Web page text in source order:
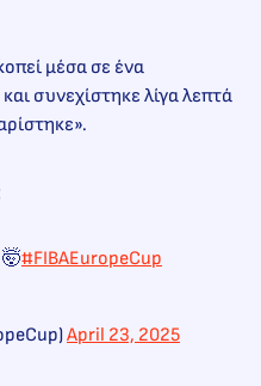
μέσα σε ένα
συνεχίστηκε λίγα λεπτά
🤯#FIBAEuropeCup
April 23, 2025